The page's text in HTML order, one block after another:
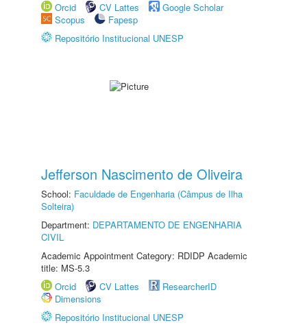
Orcid
CV Lattes
Google Scholar
Scopus
Fapesp
Repositório Institucional UNESP
Jefferson Nascimento de Oliveira
School: Faculdade de Engenharia (Câmpus de Ilha
Solteira)
Department: DEPARTAMENTO DE ENGENHARIA
CIVIL
Academic Appointment Category: RDIDP Academic
title: MS-5.3
Orcid
CV Lattes
ResearcherID
Dimensions
Repositório Institucional UNESP